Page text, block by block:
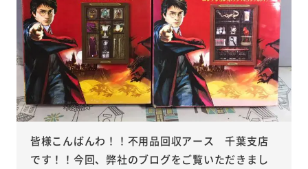
皆様こんばんわ！！不用品回収アース 千葉支店
です！！今回、弊社のブログをご覧いただきまし